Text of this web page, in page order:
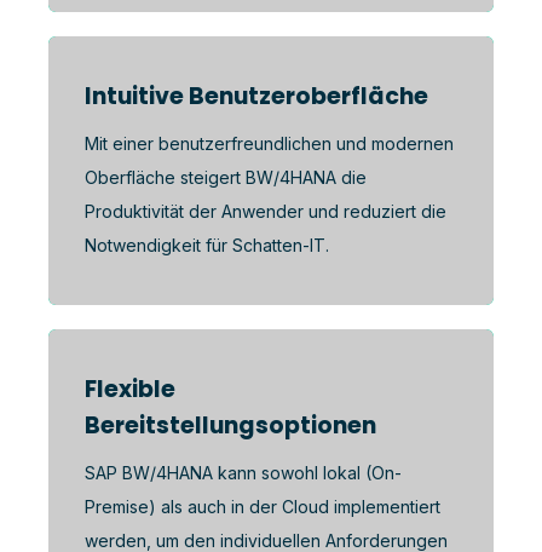
Intuitive Benutzeroberfläche
Mit einer benutzerfreundlichen und modernen
Oberfläche steigert BW/4HANA die
Produktivität der Anwender und reduziert die
Notwendigkeit für Schatten-IT.
Flexible
Bereitstellungsoptionen
SAP BW/4HANA kann sowohl lokal (On-
Premise) als auch in der Cloud implementiert
werden, um den individuellen Anforderungen